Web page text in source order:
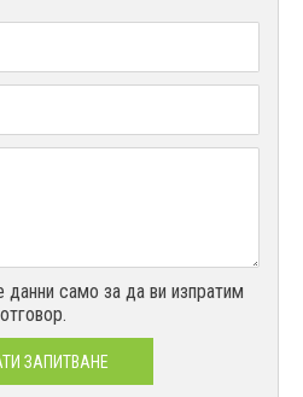
само за да ви изпратим
отговор.
ЗАПИТВАНЕ